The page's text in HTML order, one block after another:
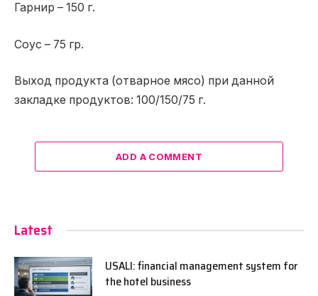
Гарнир – 150 г.
Соус – 75 гр.
Выход продукта (отварное мясо) при данной
закладке продуктов: 100/150/75 г.
ADD A COMMENT
Latest
USALI: financial management system for
the hotel business